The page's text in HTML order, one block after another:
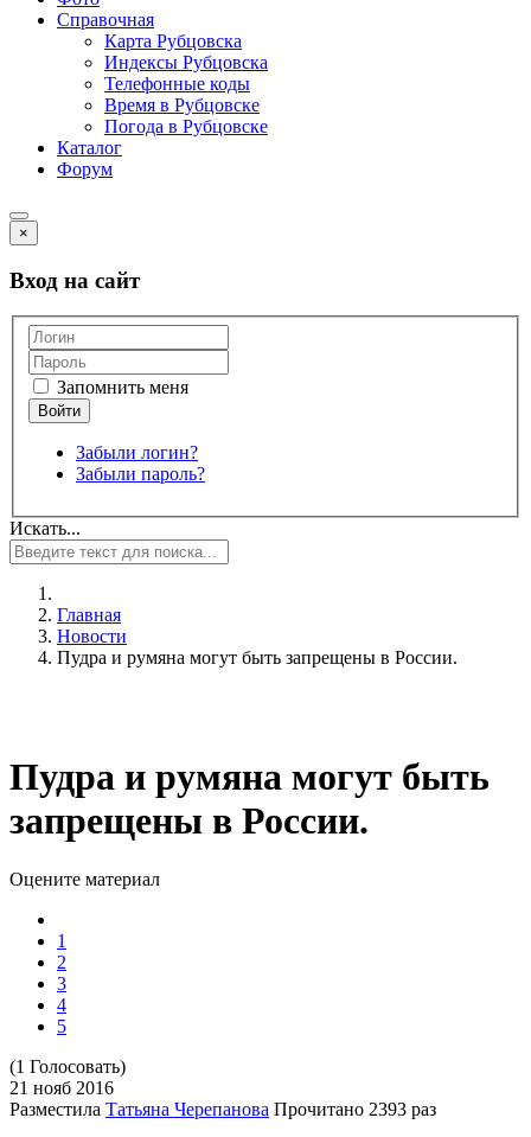
Справочная
Карта Рубцовска
Индексы Рубцовска
Телефонные коды
Время в Рубцовске
Погода в Рубцовске
Каталог
Форум
×
Вход на сайт
Запомнить меня
Забыли логин?
Забыли пароль?
Искать...
Главная
Новости
Пудра и румяна могут быть запрещены в России.
Пудра и румяна могут быть
запрещены в России.
Оцените материал
1
2
3
4
5
(1 Голосовать)
21 нояб 2016
Разместила Татьяна Черепанова Прочитано 2393 раз